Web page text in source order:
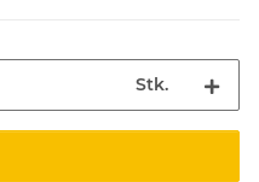
Stk.